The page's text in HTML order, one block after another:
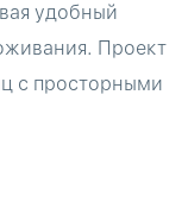
удобный
Проект
с просторными